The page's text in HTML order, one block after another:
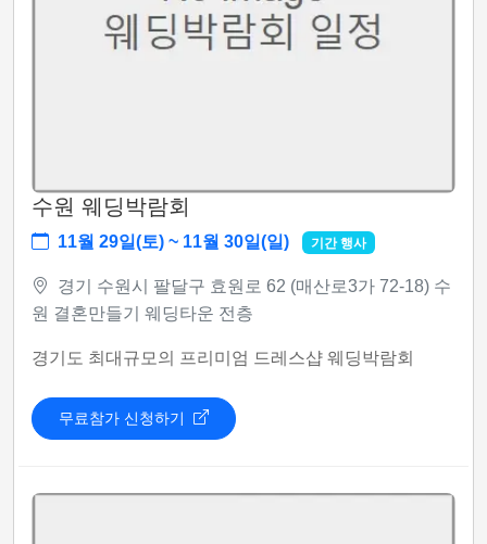
수원 웨딩박람회
11월 29일(토) ~ 11월 30일(일) 기간 행사
경기 수원시 팔달구 효원로 62 (매산로3가 72-18) 수
원 결혼만들기 웨딩타운 전층
경기도 최대규모의 프리미엄 드레스샵 웨딩박람회
무료참가 신청하기